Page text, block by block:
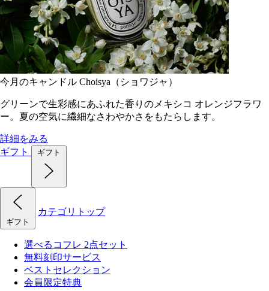
今月のキャンドル Choisya（ショワジャ）
グリーンで生彩感にあふれた香りのメキシコ オレンジフラワ
ー。夏の空気に繊細なさわやかさをもたらします。
詳細をみる
ギフト
ギフト
ギフト
カテゴリトップ
選べるコフレ 2点セット
無料刻印サービス
ベストセレクション
会員限定特典